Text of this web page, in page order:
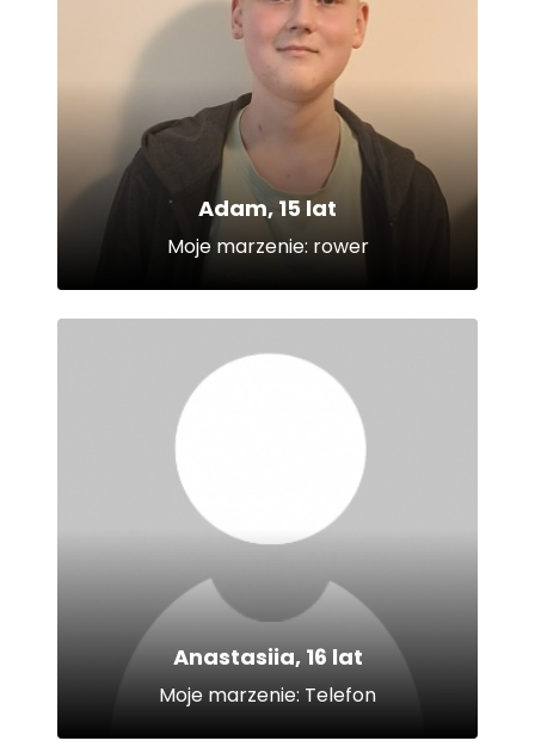
Adam, 15 lat
Moje marzenie: rower
Anastasiia, 16 lat
Moje marzenie: Telefon